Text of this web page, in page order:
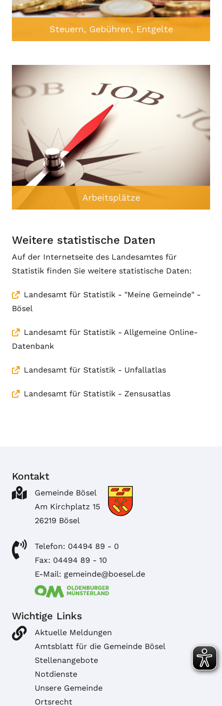
Steuern, Gebühren, Entgelte
Arbeitsplätze
Weitere statistische Daten
Auf der Internetseite des Landesamtes für
Statistik finden Sie weitere statistische Daten:
Landesamt für Statistik - "Meine Gemeinde" -
Bösel
Landesamt für Statistik - Allgemeine Online-
Datenbank
Landesamt für Statistik - Unfallatlas
Landesamt für Statistik - Zensusatlas
Kontakt
Gemeinde Bösel
Am Kirchplatz 15
26219 Bösel
Telefon: 04494 89 - 0
Fax: 04494 89 - 10
E-Mail: gemeinde@boesel.de
Wichtige Links
Aktuelle Meldungen
Amtsblatt für die Gemeinde Bösel
Stellenangebote
Notdienste
Unsere Gemeinde
Ortsrecht